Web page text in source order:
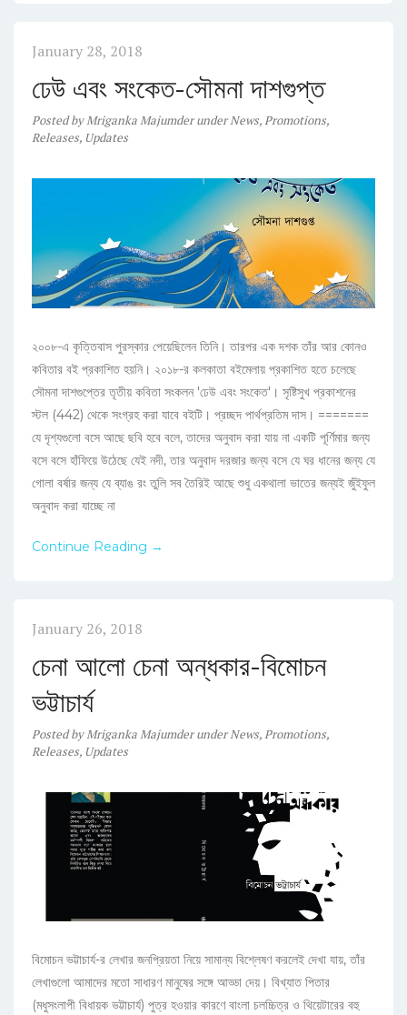
January 28, 2018
ঢেউ এবং সংকেত-সৌমনা দাশগুপ্ত
PostedbyMriganka Majumder underNews,Promotions,
Releases, Updates
২০০৮-এ কৃত্তিবাস পুরস্কার পেয়েছিলেন তিনি। তারপর এক দশক তাঁর আর কোনও
কবিতার বই প্রকাশিত হয়নি। ২০১৮-র কলকাতা বইমেলায় প্রকাশিত হতে চলেছে
সৌমনা দাশগুপ্তের তৃতীয় কবিতা সংকলন 'ঢেউ এবং সংকেত'। সৃষ্টিসুখ প্রকাশনের
স্টল (442) থেকে সংগ্রহ করা যাবে বইটি। প্রচ্ছদ পার্থপ্রতিম দাস। =======
যে দৃশ্যগুলো বসে আছে ছবি হবে বলে, তাদের অনুবাদ করা যায় না একটি পূর্ণিমার জন্য
বসে বসে হাঁফিয়ে উঠেছে যেই নদী, তার অনুবাদ দরজার জন্য বসে যে ঘর ধানের জন্য যে
গোলা বর্ষার জন্য যে ব্যাঙ রং তুলি সব তৈরিই আছে শুধু একথালা ভাতের জন্যই জুঁইফুল
অনুবাদ করা যাচ্ছে না
Continue Reading →
January 26, 2018
চেনা আলো চেনা অন্ধকার-বিমোচন
ভট্টাচার্য
PostedbyMriganka Majumder underNews,Promotions,
Releases, Updates
বিমোচন ভট্টাচার্য-র লেখার জনপ্রিয়তা নিয়ে সামান্য বিশ্লেষণ করলেই দেখা যায়, তাঁর
লেখাগুলো আমাদের মতো সাধারণ মানুষের সঙ্গে আড্ডা দেয়। বিখ্যাত পিতার
(মধুসংলাপী বিধায়ক ভট্টাচার্য) পুত্র হওয়ার কারণে বাংলা চলচ্চিত্র ও থিয়েটারের বহু